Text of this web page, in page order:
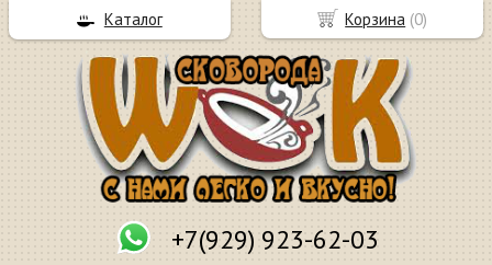
+7(929) 923-62-03
Корзина (0)
Каталог